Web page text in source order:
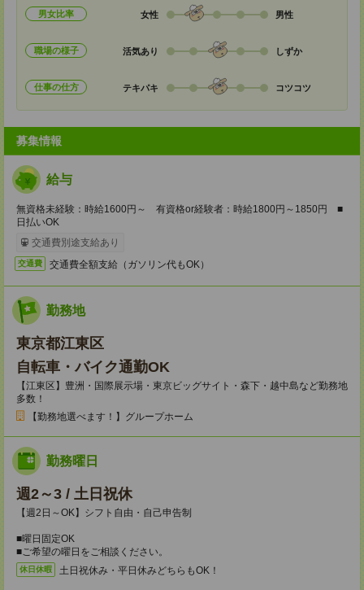
男女比率 女性 男性
職場の様子 活気あり しずか
仕事の仕方 テキパキ コツコツ
募集情報
給与
無資格未経験：時給1600円～ 有資格or経験者：時給1800円～1850円 ■
日払いOK
交通費別途支給あり
交通費 交通費全額支給（ガソリン代もOK）
勤務地
東京都江東区
自転車・バイク通勤OK
【江東区】豊洲・国際展示場・東京ビッグサイト・森下・越中島など勤務地
多数！
【勤務地選べます！】グループホーム
勤務曜日
週2～3 / 土日祝休
【週2日～OK】シフト自由・自己申告制
■曜日固定OK
■ご希望の曜日をご相談ください。
休日休暇 土日祝休み・平日休みどちらもOK！